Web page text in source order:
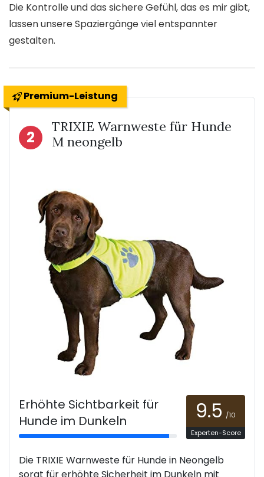
Die Kontrolle und das sichere Gefühl, das es mir gibt,
lassen unsere Spaziergänge viel entspannter
gestalten.
Premium-Leistung
2
TRIXIE Warnweste für Hunde
M neongelb
Erhöhte Sichtbarkeit für
Hunde im Dunkeln
9.5 /10
Experten-Score
Die TRIXIE Warnweste für Hunde in Neongelb